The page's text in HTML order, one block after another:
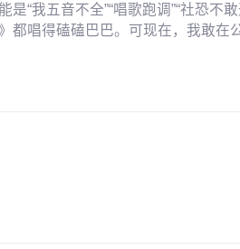
“我五音不全”“唱歌跑调”“社恐不
都唱得磕磕巴巴。可现在，我敢在